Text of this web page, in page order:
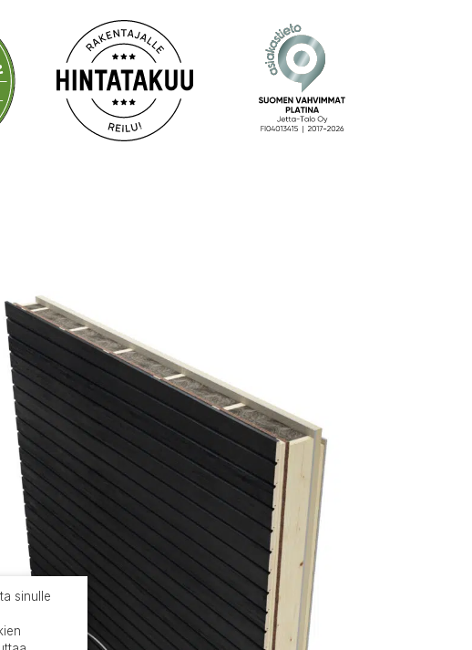
sinulle